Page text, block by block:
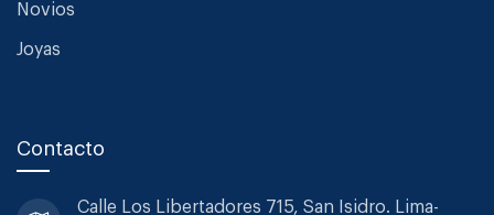
Novios
Joyas
Contacto
Calle Los Libertadores 715, San Isidro. Lima-